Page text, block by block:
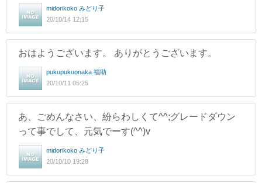
midorikoko みどり子
20/10/14 12:15
おはようございます。 ありがとうございます。
pukupukuonaka 福助
20/10/11 05:25
あ、ごめんなさい、紛らわしくて^^;グレードダウン
って事でして、元気でーす(^^)v
midorikoko みどり子
20/10/10 19:28